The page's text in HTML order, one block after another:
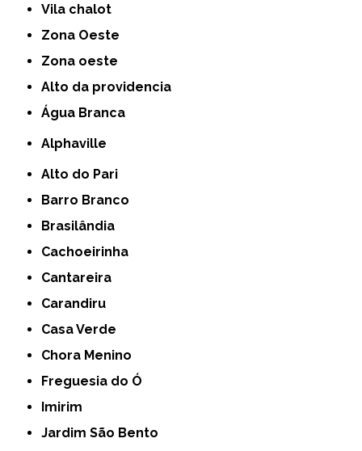
Vila chalot
Zona Oeste
Zona oeste
alto da providencia
Água Branca
Alphaville
Alto do Pari
Barro Branco
Brasilândia
Cachoeirinha
Cantareira
Carandiru
Casa Verde
Chora Menino
Freguesia do Ó
Imirim
Jardim São Bento